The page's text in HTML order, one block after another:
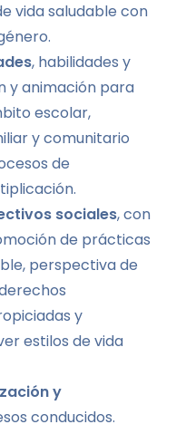
vida saludable con
, habilidades y
y animación para
escolar,
y comunitario
de
sociales, con
de prácticas
perspectiva de
y
estilos de vida
y
conducidos.